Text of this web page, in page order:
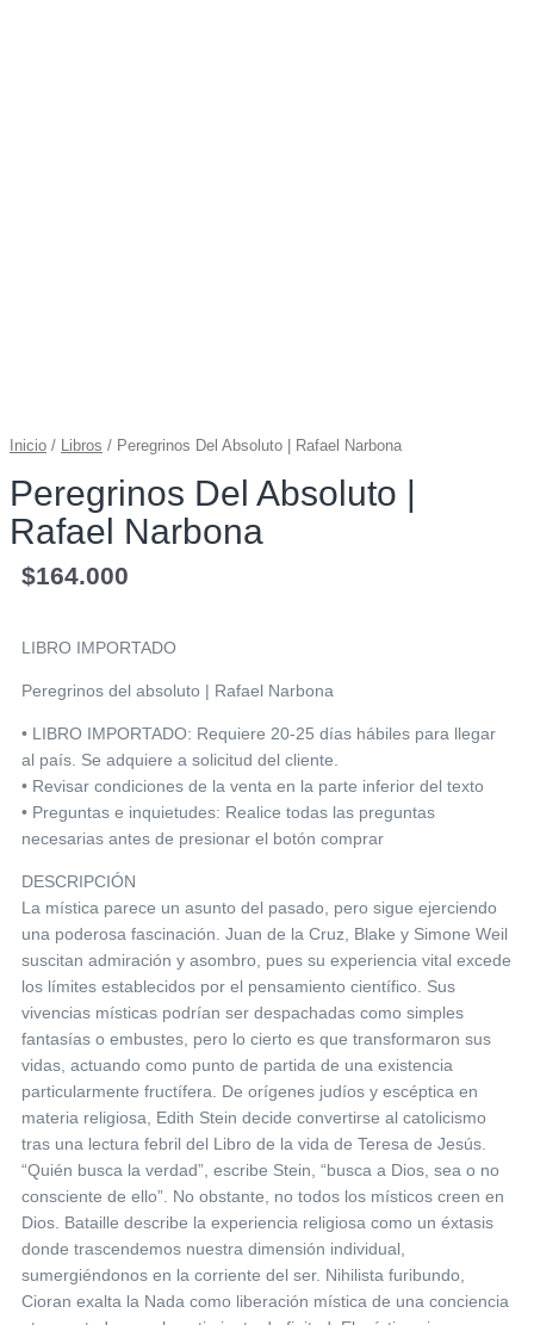
Inicio / Libros / Peregrinos Del Absoluto | Rafael Narbona
Peregrinos Del Absoluto |
Rafael Narbona
$164.000
LIBRO IMPORTADO
Peregrinos del absoluto | Rafael Narbona
• LIBRO IMPORTADO: Requiere 20-25 días hábiles para llegar
al país. Se adquiere a solicitud del cliente.
• Revisar condiciones de la venta en la parte inferior del texto
• Preguntas e inquietudes: Realice todas las preguntas
necesarias antes de presionar el botón comprar
DESCRIPCIÓN
La mística parece un asunto del pasado, pero sigue ejerciendo
una poderosa fascinación. Juan de la Cruz, Blake y Simone Weil
suscitan admiración y asombro, pues su experiencia vital excede
los límites establecidos por el pensamiento científico. Sus
vivencias místicas podrían ser despachadas como simples
fantasías o embustes, pero lo cierto es que transformaron sus
vidas, actuando como punto de partida de una existencia
particularmente fructífera. De orígenes judíos y escéptica en
materia religiosa, Edith Stein decide convertirse al catolicismo
tras una lectura febril del Libro de la vida de Teresa de Jesús.
“Quién busca la verdad”, escribe Stein, “busca a Dios, sea o no
consciente de ello”. No obstante, no todos los místicos creen en
Dios. Bataille describe la experiencia religiosa como un éxtasis
donde trascendemos nuestra dimensión individual,
sumergiéndonos en la corriente del ser. Nihilista furibundo,
Cioran exalta la Nada como liberación mística de una conciencia